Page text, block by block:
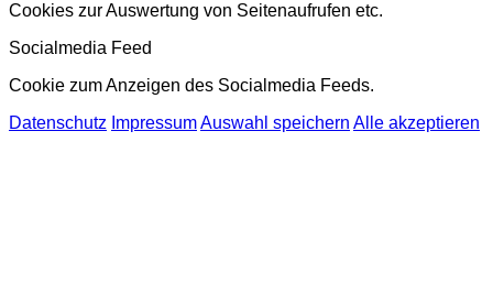
Cookies zur Auswertung von Seitenaufrufen etc.
Socialmedia Feed
Cookie zum Anzeigen des Socialmedia Feeds.
Datenschutz ImpressumAuswahl speichern Alle akzeptieren